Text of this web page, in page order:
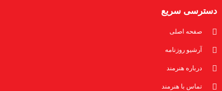
دسترسی سریع
صفحه اصلی
آرشیو روزنامه
درباره هنرمند
تماس با هنرمند